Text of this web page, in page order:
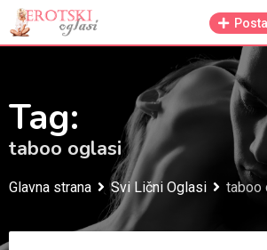
Skip
to
Tag:
taboo oglasi
Glavna strana Svi Lični Oglasi taboo